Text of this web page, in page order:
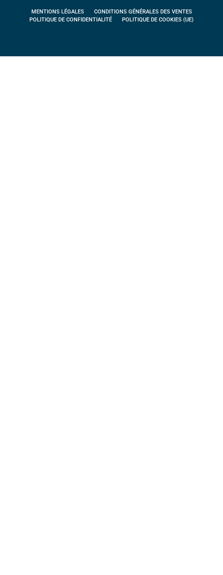
MENTIONS LÉGALES
CONDITIONS GÉNÉRALES DES VENTES
POLITIQUE DE CONFIDENTIALITÉ
POLITIQUE DE COOKIES (UE)